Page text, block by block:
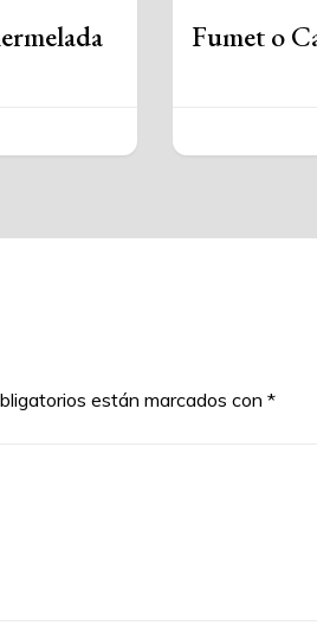
Fumet o
están marcados con *